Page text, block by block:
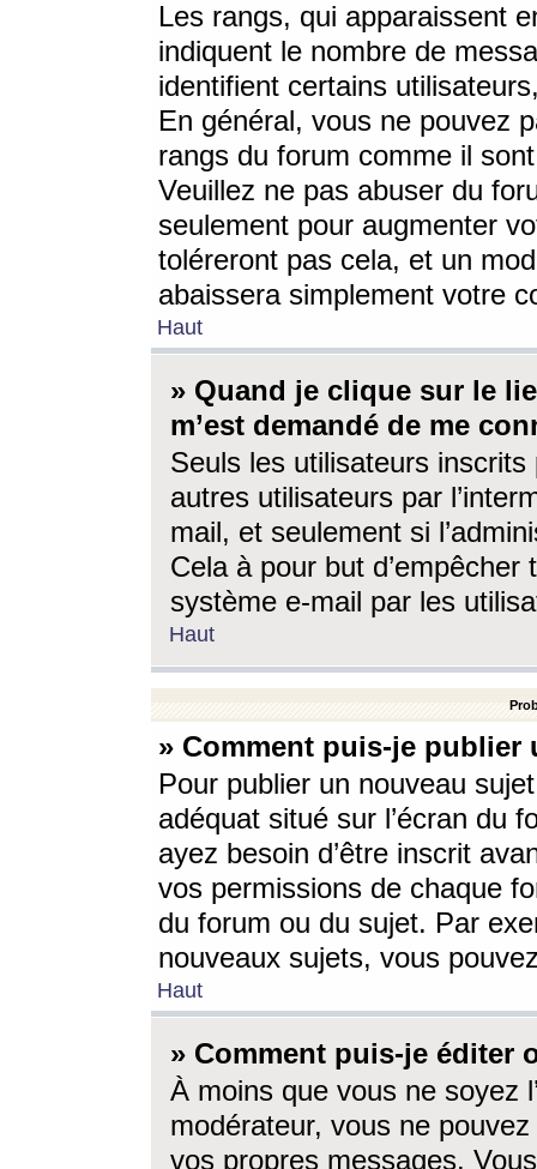
Les rangs, qui apparaissent
indiquent le nombre de
identifient certains
En général, vous ne pouvez
rangs du forum comme il
Veuillez ne pas abuser du
seulement pour augmenter
toléreront pas cela, et un
abaissera simplement votre
Haut
» Quand je clique sur le
m’est demandé de me
Seuls les utilisateurs
autres utilisateurs par
mail, et seulement si
Cela à pour but
système e-mail par les
Haut
» Comment puis-je
Pour publier un nouveau
adéquat situé sur l’écran du
ayez besoin d’être inscrit
vos permissions de chaque
du forum ou du sujet. Par
nouveaux sujets, vous
Haut
» Comment puis-je éditer
À moins que vous ne soyez
modérateur, vous ne
vos propres messages.